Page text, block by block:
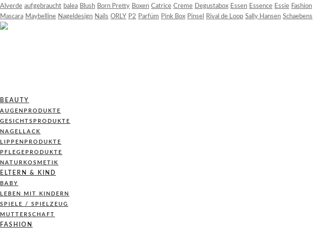
Alverde aufgebraucht balea Blush Born Pretty Boxen Catrice Creme Degustabox Essen Essence Essie Fashion
Mascara Maybelline Nageldesign Nails ORLY P2 Parfüm Pink Box Pinsel Rival de Loop Sally Hansen Schaebens
BEAUTY
AUGENPRODUKTE
GESICHTSPRODUKTE
NAGELLACK
LIPPENPRODUKTE
PFLEGEPRODUKTE
NATURKOSMETIK
ELTERN & KIND
BABY
LEBEN MIT KINDERN
SPIELE / SPIELZEUG
MUTTERSCHAFT
FASHION